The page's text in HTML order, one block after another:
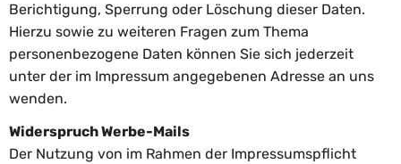
Berichtigung, Sperrung oder Löschung dieser Daten.
Hierzu sowie zu weiteren Fragen zum Thema
personenbezogene Daten können Sie sich jederzeit
unter der im Impressum angegebenen Adresse an uns
wenden.
Widerspruch Werbe-Mails
Der Nutzung von im Rahmen der Impressumspflicht